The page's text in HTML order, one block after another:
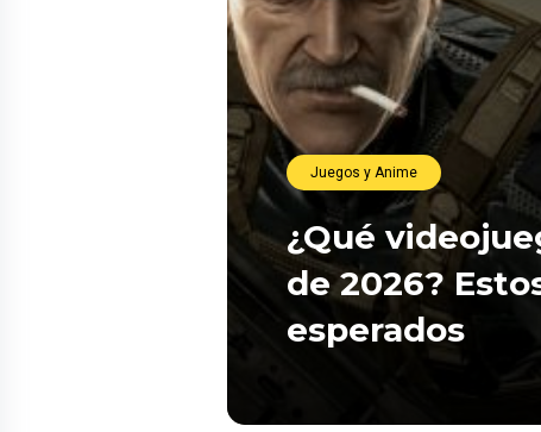
Juegos y Anime
¿Qué
de 2026?
esperados